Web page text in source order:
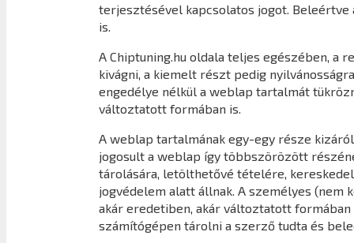
terjesztésével kapcsolatos jogot.
is.
A Chiptuning.hu oldala teljes egészében, a
kivágni, a kiemelt részt pedig
engedélye nélkül a weblap tartalmát
változtatott formában is.
A weblap tartalmának egy-egy része
jogosult a weblap így többszörözött
tárolására, letölthetővé tételére,
jogvédelem alatt állnak. A személyes
akár eredetiben, akár változtatott
számítógépen tárolni a szerző tudta és